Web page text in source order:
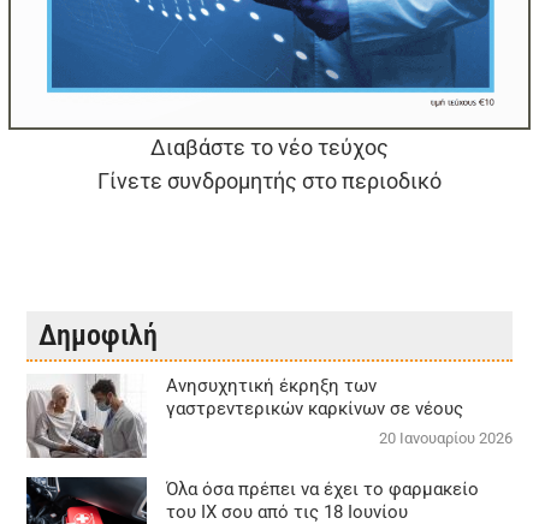
Διαβάστε το νέο τεύχος
Γίνετε συνδρομητής στο περιοδικό
Δημοφιλή
Aνησυχητική έκρηξη των
γαστρεντερικών καρκίνων σε νέους
20 Ιανουαρίου 2026
Όλα όσα πρέπει να έχει το φαρμακείο
του ΙΧ σου από τις 18 Ιουνίου